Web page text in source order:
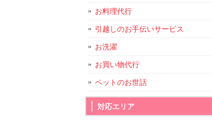
お料理代行
引越しのお手伝いサービス
お洗濯
お買い物代行
ペットのお世話
対応エリア